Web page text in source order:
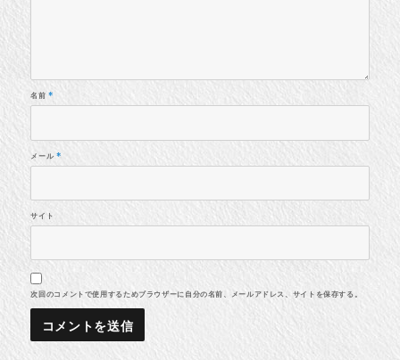
名前*
メール *
サイト
次回のコメントで使用するためブラウザーに自分の名前、メールアドレス、サイトを保存する。